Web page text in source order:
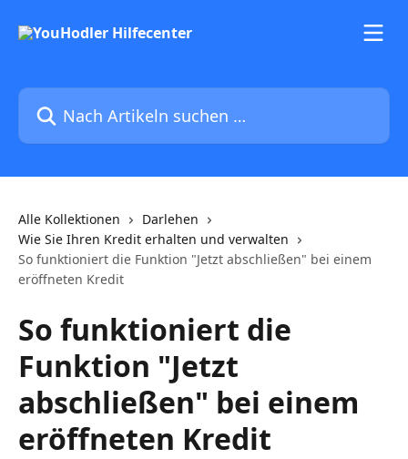
Nach Artikeln suchen …
Alle Kollektionen
Darlehen
Wie Sie Ihren Kredit erhalten und verwalten
So funktioniert die Funktion "Jetzt abschließen" bei einem
eröffneten Kredit
So funktioniert die
Funktion "Jetzt
abschließen" bei einem
eröffneten Kredit